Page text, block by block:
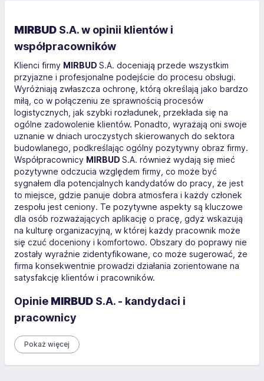
MIRBUD S.A. w opinii klientów i
współpracowników
Klienci firmy MIRBUD S.A. doceniają przede wszystkim
przyjazne i profesjonalne podejście do procesu obsługi.
Wyróżniają zwłaszcza ochronę, którą określają jako bardzo
miłą, co w połączeniu ze sprawnością procesów
logistycznych, jak szybki rozładunek, przekłada się na
ogólne zadowolenie klientów. Ponadto, wyrażają oni swoje
uznanie w dniach uroczystych skierowanych do sektora
budowlanego, podkreślając ogólny pozytywny obraz firmy.
Współpracownicy MIRBUD S.A. również wydają się mieć
pozytywne odczucia względem firmy, co może być
sygnałem dla potencjalnych kandydatów do pracy, że jest
to miejsce, gdzie panuje dobra atmosfera i każdy członek
zespołu jest ceniony. Te pozytywne aspekty są kluczowe
dla osób rozważających aplikację o pracę, gdyż wskazują
na kulturę organizacyjną, w której każdy pracownik może
się czuć doceniony i komfortowo. Obszary do poprawy nie
zostały wyraźnie zidentyfikowane, co może sugerować, że
firma konsekwentnie prowadzi działania zorientowane na
satysfakcję klientów i pracowników.
Opinie MIRBUD S.A. - kandydaci i
pracownicy
Pokaż więcej